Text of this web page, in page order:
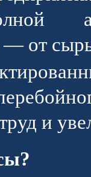
— от
и